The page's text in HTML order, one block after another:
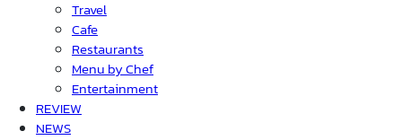
Travel
Cafe
Restaurants
Menu by Chef
Entertainment
REVIEW
NEWS